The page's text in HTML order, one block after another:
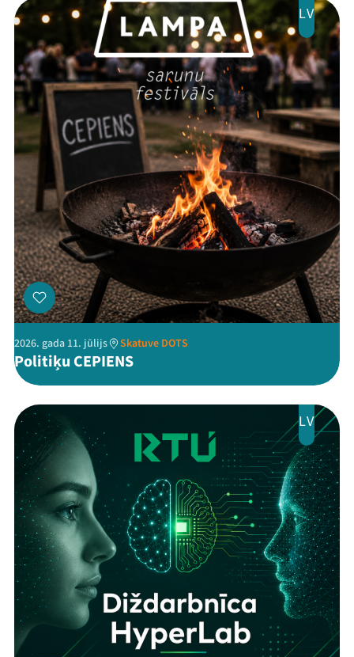
Festivāls
Programma
Arhīvs
Viņi bija LAMPĀ 2026
Jaunumi
Ziedo
Veikals
Kontakti
ThreadsFacebookYoutube Instagram
Flick TikTok
LV
2026. gada 11. jūlijs Skatuve DOTS
Politiķu CEPIENS
LV